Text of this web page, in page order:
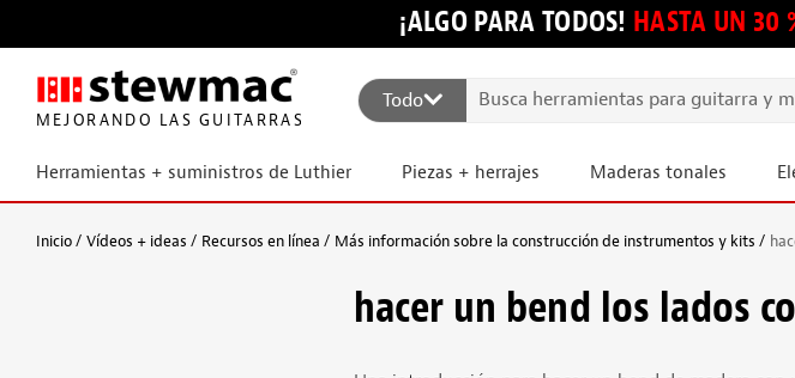
¡ALGO PARA TODOS! HASTA UN 30
MEJORANDO LAS GUITARRAS
Todo
Herramientas + suministros de Luthier Piezas + herrajes Maderas tonales
Inicio Vídeos + ideas Recursos en línea Más información sobre la construcción de instrumentos y kits
hacer un bend los lados